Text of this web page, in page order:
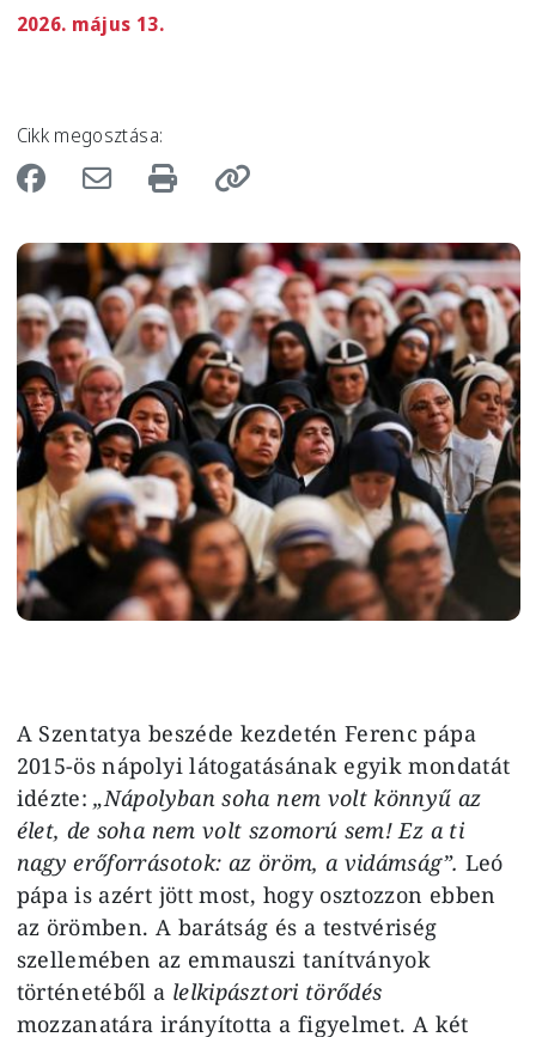
2026. május 13.
Cikk megosztása:
Image
A Szentatya beszéde kezdetén Ferenc pápa
2015-ös nápolyi látogatásának egyik mondatát
idézte:„Nápolyban soha nem volt könnyű az
élet, de soha nem volt szomorú sem! Ez a ti
nagy erőforrásotok: az öröm, a vidámság”. Leó
pápa is azért jött most, hogy osztozzon ebben
az örömben. A barátság és a testvériség
szellemében az emmauszi tanítványok
történetéből a lelkipásztori törődés
mozzanatára irányította a figyelmet. A két